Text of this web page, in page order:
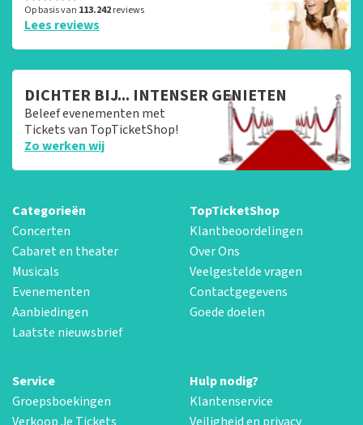
Op basis van 113.242reviews
Lees reviews
DICHTER BIJ... INTENSER GENIETEN
Beleef evenementen met
Tickets van TopTicketShop!
Zo werken wij
Categorieën
Concerten
Cabaret en theater
Musicals
Evenementen
Aanbiedingen
Laatste nieuwsbrief
TopTicketShop
Klantbeoordelingen
Over Ons
Veelgestelde vragen
Contactgegevens
Goede doelen
Service
Groepsboekingen
Hulp nodig?
Klantenservice